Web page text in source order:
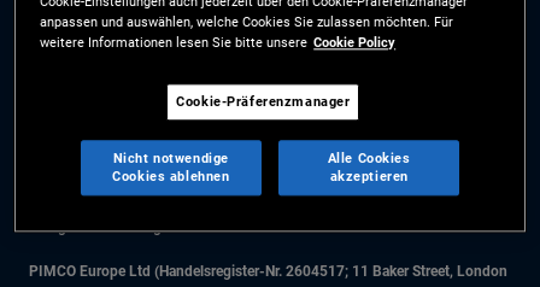
Cookie-Präferenzmanager
Die Informationen auf dieser Website sind ausschließlich für Schweizer
Staatsbürger bestimmt.
Alle Dokumente und Angaben im Bereich börsengehandelte Fonds dienen
ausschließlich zu Informationszwecken und dürfen nicht als
Anlageberatung verstanden werden. Anleger sollten vor einer
Anlageentscheidung finanziellen Rat einholen.
PIMCO Europe Ltd (Handelsregister-Nr. 2604517; 11 Baker Street, London
anpassen und auswählen, welche Cookies Sie zulassen möchten. Für
weitere Informationen lesen Sie bitte unsere Cookie Policy
Cookie-Präferenzmanager
Nicht notwendige
Cookies ablehnen
Alle Cookies
akzeptieren